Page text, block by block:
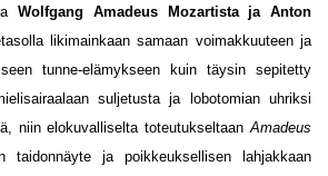
Wolfgang Amadeus Mozartista ja Anton
likimainkaan samaan voimakkuuteen ja
tunne-elämykseen kuin täysin sepitetty
suljetusta ja lobotomian uhriksi
niin elokuvalliselta toteutukseltaanAmadeus
taidonnäyte ja poikkeuksellisen lahjakkaan